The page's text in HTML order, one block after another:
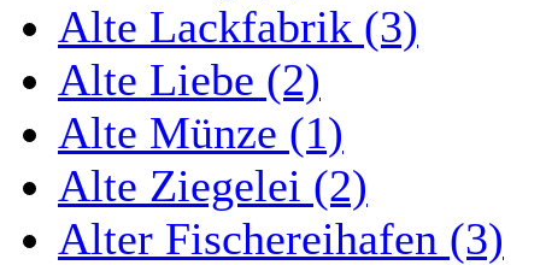
Alte Lackfabrik (3)
Alte Liebe (2)
Alte Münze (1)
Alte Ziegelei (2)
Alter Fischereihafen (3)